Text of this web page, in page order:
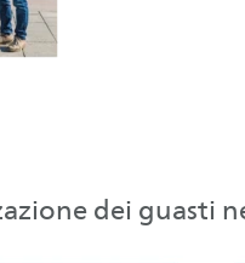
dei guasti